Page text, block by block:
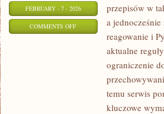
FEBRUARY - 7 - 2026
COMMENTS OFFON
SZTUCZNA
INTELIGENCJA
przepisów w
a
reagowanie i
aktualne
ograniczenie
temu serwis
kluczowe